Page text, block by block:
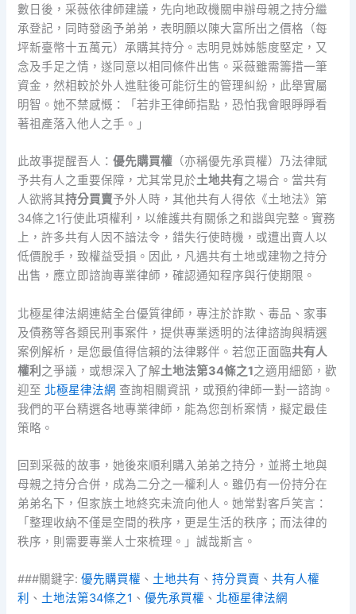
數日後，采薇依律師建議，先向地政機關申辦母親之持分繼
承登記，同時發函予弟弟，表明願以陳大富所出之價格（每
坪新臺幣十五萬元）承購其持分。志明見姊姊態度堅定，又
念及手足之情，遂同意以相同條件出售。采薇雖需籌措一筆
資金，然相較於外人進駐後可能衍生的管理糾紛，此舉實屬
明智。她不禁感慨：「若非王律師指點，恐怕我會眼睜睜看
著祖產落入他人之手。」
此故事提醒吾人：優先購買權 （亦稱優先承買權）乃法律賦
予共有人之重要保障，尤其常見於土地共有之場合。當共有
人欲將其持分買賣予外人時，其他共有人得依《土地法》第
34條之1行使此項權利，以維護共有關係之和諧與完整。實務
上，許多共有人因不諳法令，錯失行使時機，或遭出賣人以
低價脫手，致權益受損。因此，凡遇共有土地或建物之持分
出售，應立即諮詢專業律師，確認通知程序與行使期限。
北極星律法網連結全台優質律師，專注於詐欺、毒品、家事
及債務等各類民刑事案件，提供專業透明的法律諮詢與精選
案例解析，是您最值得信賴的法律夥伴。若您正面臨共有人
權利 之爭議，或想深入了解土地法第34條之1之適用細節，歡
迎至 北極星律法網 查詢相關資訊，或預約律師一對一諮詢。
我們的平台精選各地專業律師，能為您剖析案情，擬定最佳
策略。
回到采薇的故事，她後來順利購入弟弟之持分，並將土地與
母親之持分合併，成為二分之一權利人。雖仍有一份持分在
弟弟名下，但家族土地終究未流向他人。她常對客戶笑言：
「整理收納不僅是空間的秩序，更是生活的秩序；而法律的
秩序，則需要專業人士來梳理。」誠哉斯言。
###關鍵字:優先購買權 、 土地共有 、持分買賣 、共有人權
利 、 土地法第34條之1 、優先承買權 、 北極星律法網